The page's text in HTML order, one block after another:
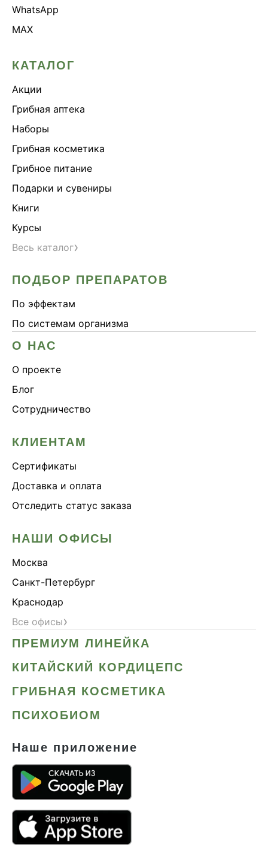
WhatsApp
MAX
КАТАЛОГ
Акции
Грибная аптека
Наборы
Грибная косметика
Грибное питание
Подарки и сувениры
Книги
Курсы
Весь каталог›
ПОДБОР ПРЕПАРАТОВ
По эффектам
По системам организма
О НАС
О проекте
Блог
Сотрудничество
КЛИЕНТАМ
Сертификаты
Доставка и оплата
Отследить статус заказа
НАШИ ОФИСЫ
Москва
Санкт-Петербург
Краснодар
Все офисы›
ПРЕМИУМ ЛИНЕЙКА
КИТАЙСКИЙ КОРДИЦЕПС
ГРИБНАЯ КОСМЕТИКА
ПСИХОБИОМ
Наше приложение